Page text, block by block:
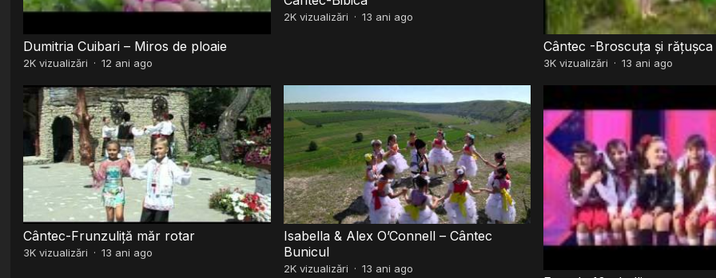
Dumitria Cuibari – Miros de ploaie
2K vizualizări · 12 ani ago
2Kvizualizări · 13 ani ago
Cântec -Broscuța și rățușca
3Kvizualizări · 13 ani ago
Cântec-Frunzuliță măr rotar
3K vizualizări · 13 ani ago
Isabella & Alex O’Connell – Cântec
Bunicul
2Kvizualizări · 13 ani ago